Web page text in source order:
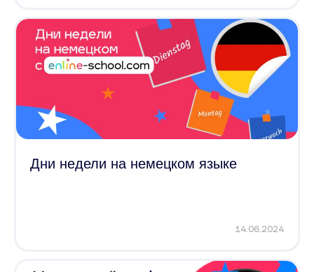
Дни недели на немецком языке
14.06.2024